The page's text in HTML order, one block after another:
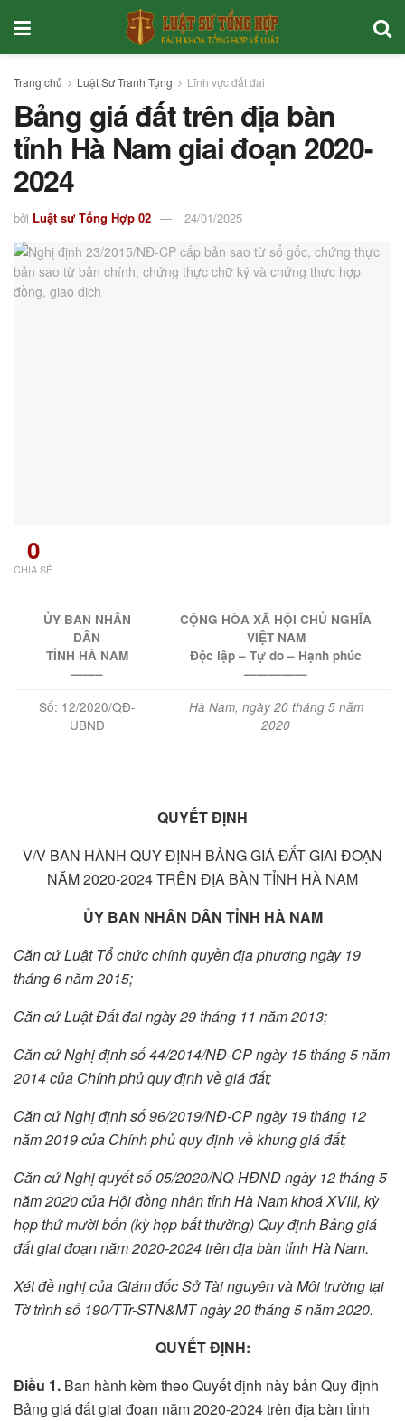
Trang chủ Luật Sư Tranh Tụng Lĩnh vực đất đai
Bảng giá đất trên địa bàn
tỉnh Hà Nam giai đoạn 2020-
2024
bởi Luật sư Tổng Hợp 02 24/01/2025
0
CHIA SẺ
ỦY BAN NHÂN
DÂN
TỈNH HÀ NAM
——–
CỘNG HÒA XÃ HỘI CHỦ NGHĨA
VIỆT NAM
Độc lập – Tự do – Hạnh phúc
—————
Số: 12/2020/QĐ-
UBND
Hà Nam, ngày 20 tháng 5 năm
2020
QUYẾT ĐỊNH
V/V BAN HÀNH QUY ĐỊNH BẢNG GIÁ ĐẤT GIAI ĐOẠN
NĂM 2020-2024 TRÊN ĐỊA BÀN TỈNH HÀ NAM
ỦY BAN NHÂN DÂN TỈNH HÀ NAM
Căn cứ Luật Tổ chức chính quyền địa phương ngày 19
tháng 6 năm 2015;
Căn cứ Luật Đất đai ngày 29 tháng 11 năm 2013;
Căn cứ Nghị định số 44/2014/NĐ-CP ngày 15 tháng 5 năm
2014 của Chính phủ quy định về giá đất;
Căn cứ Nghị định số 96/2019/NĐ-CP ngày 19 tháng 12
năm 2019 của Chính phủ quy định về khung giá đất;
Căn cứ Nghị quyết số 05/2020/NQ-HĐND ngày 12 tháng 5
năm 2020 của Hội đồng nhân tỉnh Hà Nam khoá XVIII, kỳ
họp thứ mười bốn (kỳ họp bất thường) Quy định Bảng giá
đất giai đoạn năm 2020-2024 trên địa bàn tỉnh Hà Nam.
Xét đề nghị của Giám đốc Sở Tài nguyên và Môi trường tại
Tờ trình số 190/TTr-STN&MT ngày 20 tháng 5 năm 2020.
QUYẾT ĐỊNH:
Điều 1. Ban hành kèm theo Quyết định này bản Quy định
Bảng giá đất giai đoạn năm 2020-2024 trên địa bàn tỉnh